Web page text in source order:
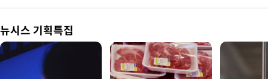
뉴시스 기획특집